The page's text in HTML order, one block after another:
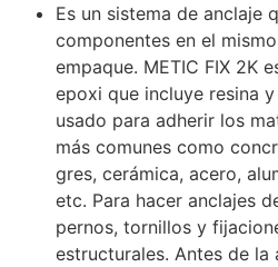
Es un sistema de anclaje
componentes en el mismo
empaque. METIC FIX 2K
epoxi que incluye resina
usado para adherir los
más comunes como
gres, cerámica, acero,
etc. Para hacer anclajes
pernos, tornillos y
estructurales. Antes de la